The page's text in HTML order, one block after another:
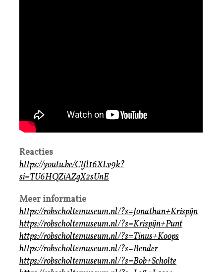
Reacties
https://youtu.be/CIJl16XLv9k?
si=TU6HQZiAZgX2sUnE
Meer informatie
https://robscholtemuseum.nl/?s=Jonathan+Krispijn
https://robscholtemuseum.nl/?s=Krispijn+Punt
https://robscholtemuseum.nl/?s=Tinus+Koops
https://robscholtemuseum.nl/?s=Bender
https://robscholtemuseum.nl/?s=Bob+Scholte